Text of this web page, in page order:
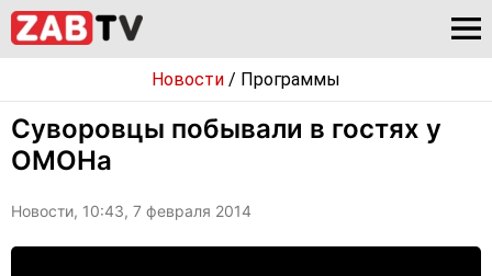
Новости / Программы
Суворовцы побывали в гостях у
ОМОНа
Новости, 10:43, 7 февраля 2014